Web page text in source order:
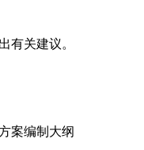
有关建议。
案编制大纲